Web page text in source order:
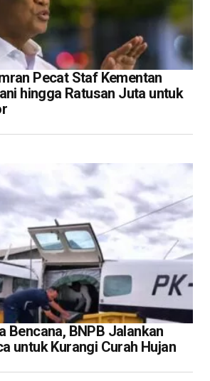
Pecat Staf Kementan
hingga Ratusan Juta untuk
Bencana, BNPB Jalankan
untuk Kurangi Curah Hujan